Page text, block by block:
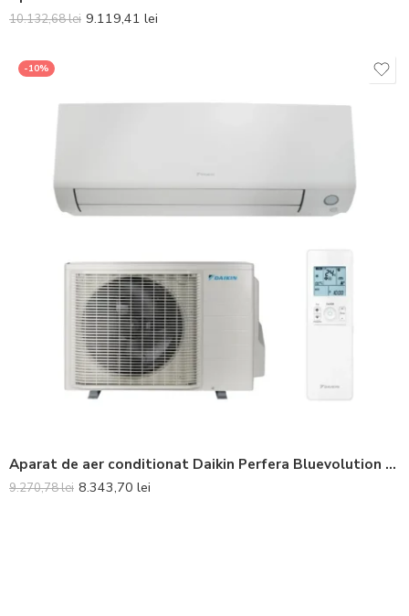
10.132,68lei 9.119,41 lei
-10%
Aparat de aer conditionat Daikin Perfera Bluevolution FTXM50A-RXM50A Inverter 18000 BTU – Telecomanda inclusa
9.270,78lei 8.343,70 lei